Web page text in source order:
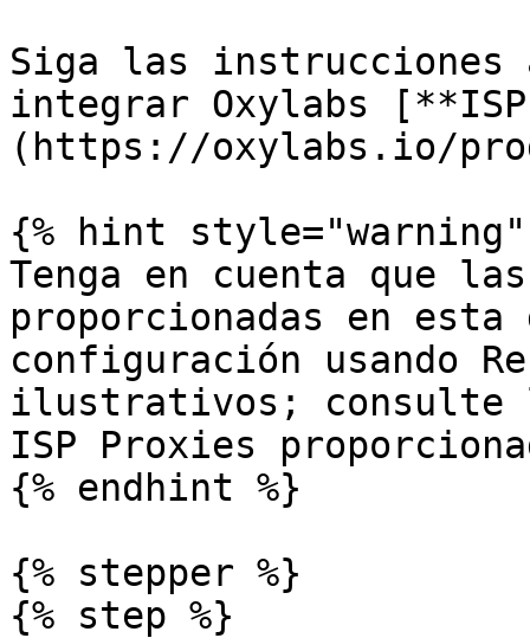
Siga las instrucciones
integrar Oxylabs
(https://oxylabs.io/
{% hint style="warning"
Tenga en cuenta que
proporcionadas en
configuración usando
ilustrativos; consulte
ISP Proxies
{% endhint %}
{% stepper %}
{% step %}